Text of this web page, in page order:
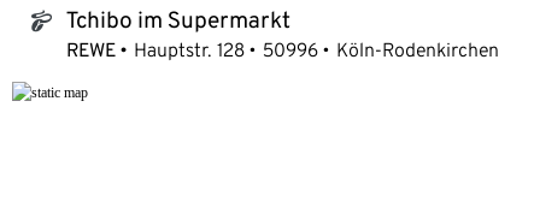
tchibo_logo Tchibo im Supermarkt
REWE Hauptstr. 128 50996 Köln-Rodenkirchen